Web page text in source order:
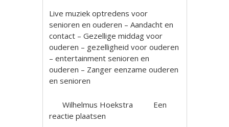
Live muziek optredens voor
senioren en ouderen – Aandacht en
contact – Gezellige middag voor
ouderen – gezelligheid voor ouderen
– entertainment senioren en
ouderen – Zanger eenzame ouderen
en senioren
Wilhelmus Hoekstra
Een
reactie plaatsen